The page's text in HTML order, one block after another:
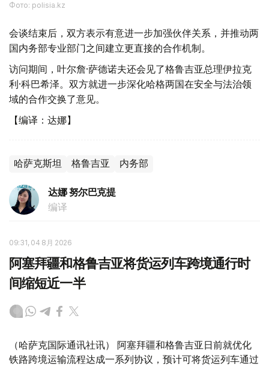
Фото: polisia.kz
会谈结束后，双方表示有意进一步加强伙伴关系，并推动两
国内务部专业部门之间建立更直接的合作机制。
访问期间，叶尔詹·萨德诺夫还会见了格鲁吉亚总理伊拉克
利·科巴希泽。双方就进一步深化哈格两国在安全与法治领
域的合作交换了意见。
【编译：达娜】
哈萨克斯坦 格鲁吉亚 内务部
达娜 努尔巴克提
编译
09:31, 04 8月 2026
阿塞拜疆和格鲁吉亚将货运列车跨境通行时
间缩短近一半
（哈萨克国际通讯社讯） 阿塞拜疆和格鲁吉亚日前就优化
铁路跨境运输流程达成一系列协议，预计可将货运列车通过